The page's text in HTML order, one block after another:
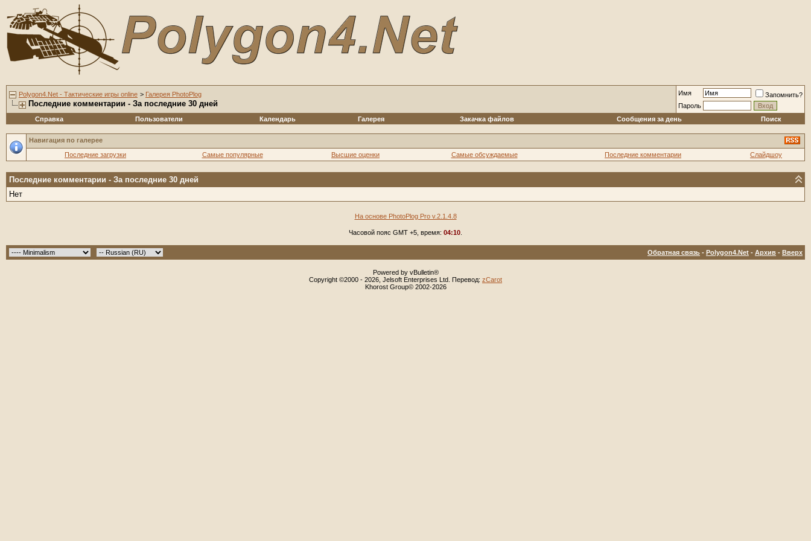
Polygon4.Net - Тактические игры online > Галерея PhotoPlog
Последние комментарии - За последние 30 дней
Имя
Запомнить?
Пароль
Справка
Пользователи Календарь Галерея Закачка файлов Сообщения за день Поиск
Навигация по галерее
Последние загрузки
Самые популярные Высшие оценки Самые обсуждаемые Последние комментарии Слайдшоу
Последние комментарии - За последние 30 дней
Нет
На основе PhotoPlog Pro v.2.1.4.8
Часовой пояс GMT +5, время: 04:10
Обратная связь - Polygon4.Net - Архив - Вверх
Powered by vBulletin®
Copyright ©2000 - 2026, Jelsoft Enterprises Ltd. Перевод: zCarot
Khorost Group© 2002-2026